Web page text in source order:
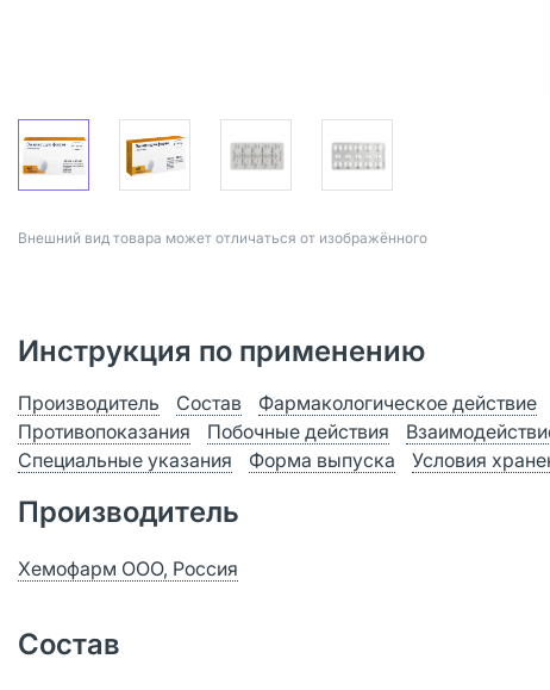
Bнешний вид товара может отличаться от изображённого
Инструкция по применению
Производитель Состав Фармакологическое действие
Противопоказания
Побочные действия
Специальные указания
Форма выпуска Условия
Производитель
Хемофарм ООО, Россия
Состав